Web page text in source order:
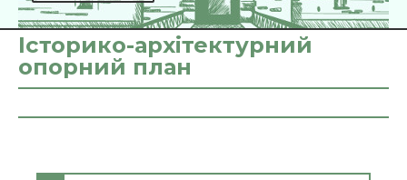
Історико-архітектурний
опорний план